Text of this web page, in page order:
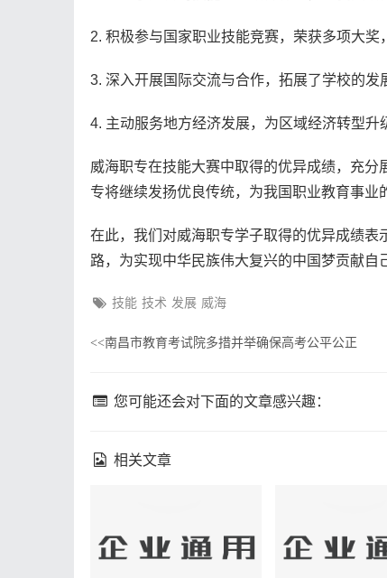
2. 积极参与国家职业技能竞赛，荣获多项大奖
3. 深入开展国际交流与合作，拓展了学校的发
4. 主动服务地方经济发展，为区域经济转型升
威海职专在技能大赛中取得的优异成绩，充
专将继续发扬优良传统，为我国职业教育事业
在此，我们对威海职专学子取得的优异成绩
路，为实现中华民族伟大复兴的中国梦贡献自
技能 技术 发展 威海
<<南昌市教育考试院多措并举确保高考公平公正
您可能还会对下面的文章感兴趣：
相关文章